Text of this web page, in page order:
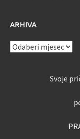
ARHIVA
ARHIVA
Svoje